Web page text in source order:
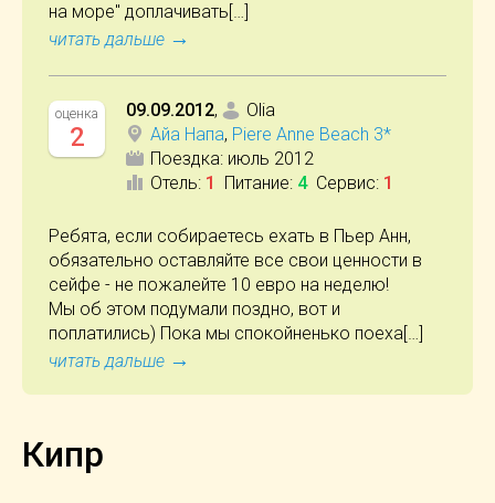
на море" доплачивать[…]
читать дальше →
оценка
2
09.09.2012,
Olia
Айа Напа, Piere Anne Beach 3*
Поездка: июль 2012
Отель: 1 Питание: 4 Сервис: 1
Ребята, если собираетесь ехать в Пьер Анн,
обязательно оставляйте все свои ценности в
сейфе - не пожалейте 10 евро на неделю!
Мы об этом подумали поздно, вот и
поплатились) Пока мы спокойненько поеха[…]
читать дальше →
Кипр